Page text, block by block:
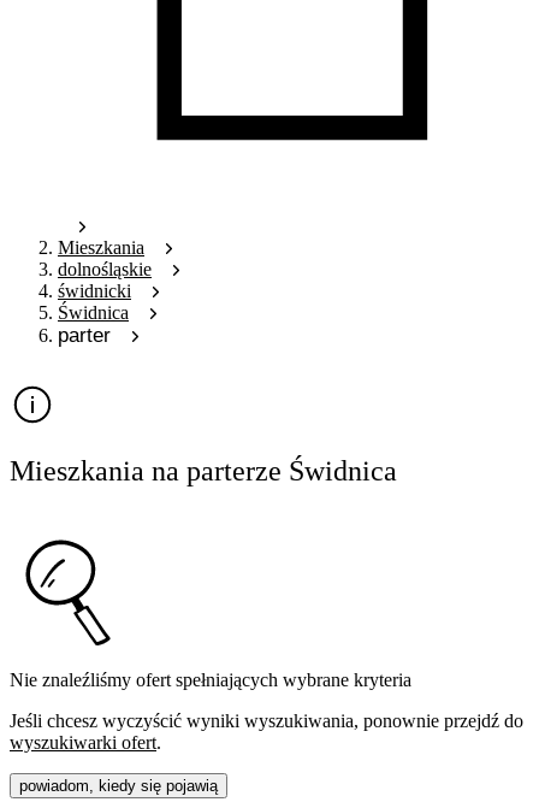
Mieszkania
dolnośląskie
świdnicki
Świdnica
parter
Mieszkania na parterze Świdnica
Nie znaleźliśmy ofert spełniających wybrane kryteria
Jeśli chcesz wyczyścić wyniki wyszukiwania, ponownie przejdź do
wyszukiwarki ofert.
powiadom, kiedy się pojawią